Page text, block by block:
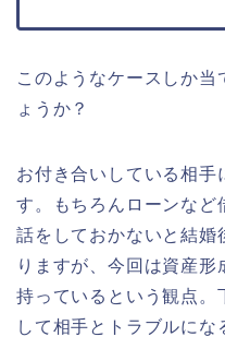
このようなケースしか当
ょうか？
お付き合いしている相手
す。もちろんローンなど
話をしておかないと結婚
りますが、今回は資産形
持っているという観点。
して相手とトラブルに